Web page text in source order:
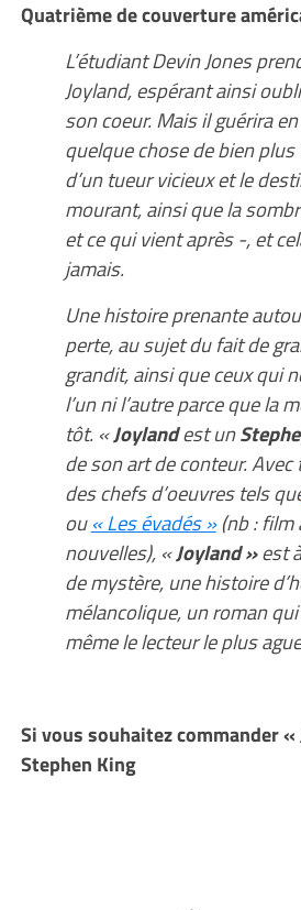
Quatrième de couverture
L’étudiant Devin Jones
Joyland, espérant ainsi
son coeur. Mais il guérira
quelque chose de bien plus
d’un tueur vicieux et le
mourant, ainsi que la
et ce qui vient après -, et
jamais.
Une histoire prenante
perte, au sujet du fait de
grandit, ainsi que ceux qui
l’un ni l’autre parce que la
tôt. «Joylandest un
de son art de conteur.
des chefs d’oeuvres tels
ou« Les évadés »(nb : film
nouvelles), «Joyland »est
de mystère, une histoire
mélancolique, un roman
même le lecteur le plus
Si vous souhaitez commander «
Stephen King